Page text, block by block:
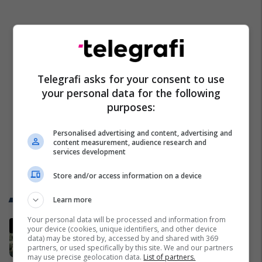
Trend Telegrafi
Ftohet nga prokuroria e Kosovës
për krime lufte, ish-gjenerali serb
thotë se dikush e tradhtoi në
Telegrafi asks for your consent to use
your personal data for the following
purposes:
Personalised advertising and content, advertising and
content measurement, audience research and
services development
Store and/or access information on a device
Learn more
Your personal data will be processed and information from
your device (cookies, unique identifiers, and other device
data) may be stored by, accessed by and shared with 369
partners, or used specifically by this site. We and our partners
may use precise geolocation data. List of partners.